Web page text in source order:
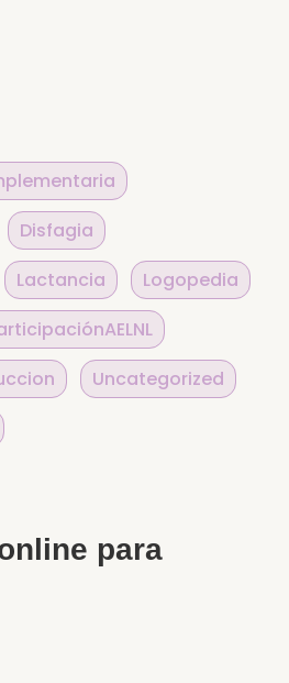
Disfagia
Lactancia
Logopedia
Uncategorized
para